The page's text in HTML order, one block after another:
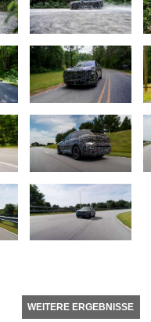
WEITERE ERGEBNISSE